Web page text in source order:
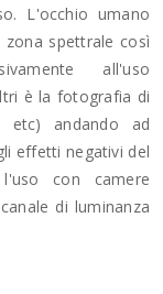
L'occhio umano
zona spettrale così
all'uso
è la fotografia di
etc) andando ad
effetti negativi del
con camere
di luminanza